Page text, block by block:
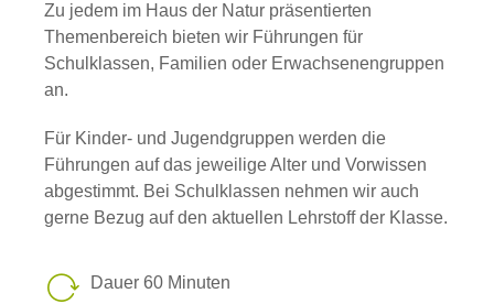
Zu jedem im Haus der Natur präsentierten
Themenbereich bieten wir Führungen für
Schulklassen, Familien oder Erwachsenengruppen
an.
Für Kinder- und Jugendgruppen werden die
Führungen auf das jeweilige Alter und Vorwissen
abgestimmt. Bei Schulklassen nehmen wir auch
gerne Bezug auf den aktuellen Lehrstoff der Klasse.
Dauer 60 Minuten